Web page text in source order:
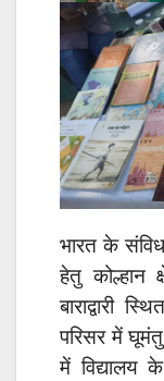
भारत के
हेतु कोल्हान
बाराद्वारी
परिसर में
में विद्यालय